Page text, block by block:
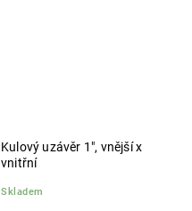
Kulový uzávěr 1", vnější x
vnitřní
Skladem